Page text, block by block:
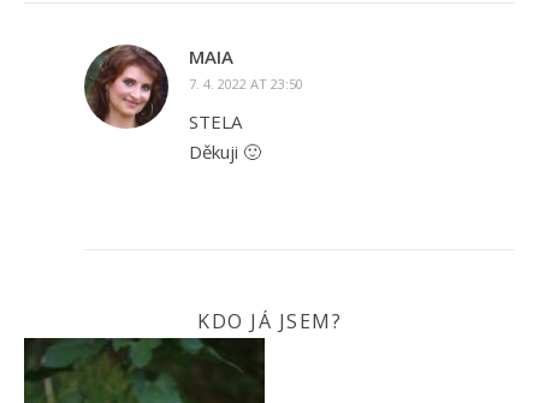
MAIA
7. 4. 2022 AT 23:50
STELA
Děkuji 🙂
KDO JÁ JSEM?